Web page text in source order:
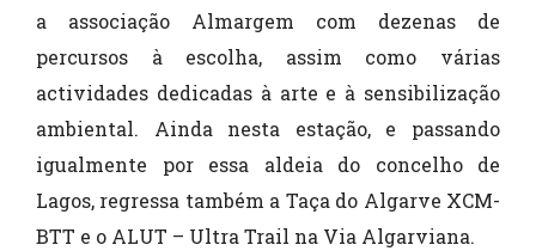
a associação Almargem com dezenas de
percursos à escolha, assim como várias
actividades dedicadas à arte e à sensibilização
ambiental. Ainda nesta estação, e passando
igualmente por essa aldeia do concelho de
Lagos, regressa também a Taça do Algarve XCM-
BTT e o ALUT – Ultra Trail na Via Algarviana.